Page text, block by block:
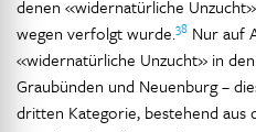
denen «widernatürliche
wegen verfolgt wurde.38 Nur auf
«widernatürliche Unzucht» in
Graubünden und Neuenburg –
dritten Kategorie, bestehend aus